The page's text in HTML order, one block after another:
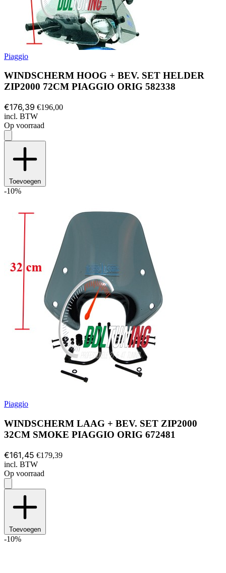
Piaggio
WINDSCHERM HOOG + BEV. SET HELDER
ZIP2000 72CM PIAGGIO ORIG 582338
€176,39 €196,00
incl. BTW
Op voorraad
Toevoegen
-10%
Piaggio
WINDSCHERM LAAG + BEV. SET ZIP2000
32CM SMOKE PIAGGIO ORIG 672481
€161,45 €179,39
incl. BTW
Op voorraad
Toevoegen
-10%